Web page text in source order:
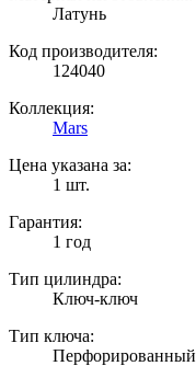
Латунь
Код производителя:
124040
Коллекция:
Mars
Цена указана за:
1 шт.
Гарантия:
1 год
Тип цилиндра:
Ключ-ключ
Тип ключа:
Перфорированный